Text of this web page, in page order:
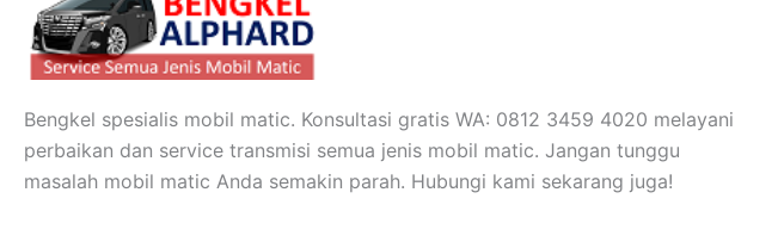
Bengkel spesialis mobil matic. Konsultasi gratis WA: 0812 3459 4020 melayani
perbaikan dan service transmisi semua jenis mobil matic. Jangan tunggu
masalah mobil matic Anda semakin parah. Hubungi kami sekarang juga!